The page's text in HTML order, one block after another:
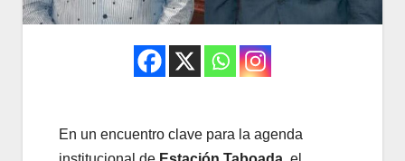
En un encuentro clave para la agenda